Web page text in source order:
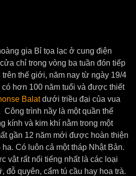
gia Bỉ tọa lạc ở cung điện
chỉ trong vòng ba tuần đón tiếp
thế giới, năm nay từ ngày 19/4
hơn 100 năm tuổi và được thiết
Balatdưới triều đại của vua
Công trình nầy là một quần thể
kính và kim khí nằm trong một
gần 12 năm mới được hoàn thiện
Có luôn cả một tháp Nhật Bản.
vật rất nổi tiếng nhất là các loại
đỗ quyên, cẩm tú cầu hay hoa trà.